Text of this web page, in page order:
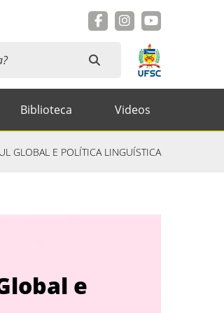
Biblioteca Videos
GLOBAL E POLÍTICA LINGUÍSTICA
e